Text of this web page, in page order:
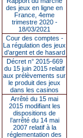
des jeux en ligne en
France, 4eme
trimestre 2020 -
18/03/2021
Cour des comptes -
La régulation des jeux
d’argent et de hasard
Décret n° 2015-669
du 15 juin 2015 relatif
aux prélèvements sur
le produit des jeux
dans les casinos
Arrêté du 15 mai
2015 modifiant les
dispositions de
l’arrêté du 14 mai
2007 relatif à la
réglementation des